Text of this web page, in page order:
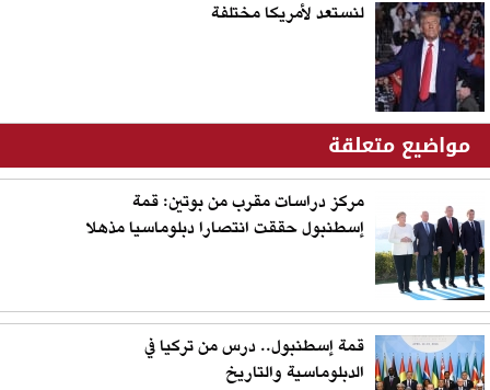
لنستعد لأمريكا مختلفة
مواضيع متعلقة
مركز دراسات مقرب من بوتين: قمة
إسطنبول حققت انتصارا دبلوماسيا مذهلا
قمة إسطنبول.. درس من تركيا في
الدبلوماسية والتاريخ